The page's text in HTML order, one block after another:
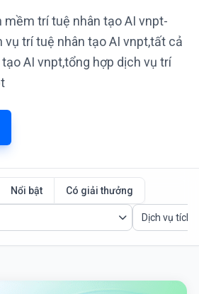
mềm trí tuệ nhân tạo AI vnpt-
vụ trí tuệ nhân tạo AI vnpt,tất cả
AI vnpt,tổng hợp dịch vụ trí
Nổi bật Có giải thưởng